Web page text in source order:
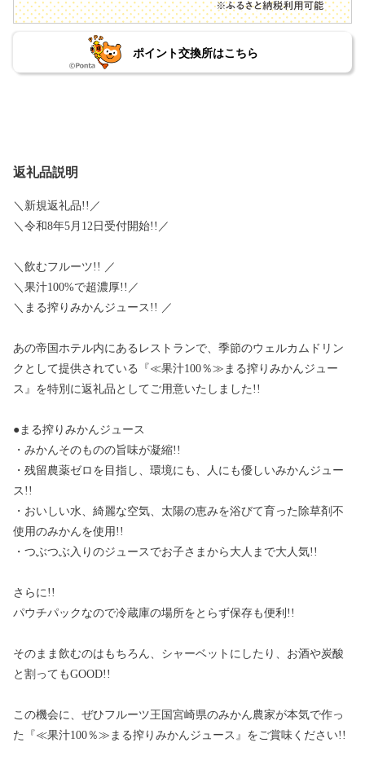
ポイント交換所はこちら
返礼品説明
＼新規返礼品!!／
＼令和8年5月12日受付開始!!／
＼飲むフルーツ!! ／
＼果汁100%で超濃厚!!／
＼まる搾りみかんジュース!! ／
あの帝国ホテル内にあるレストランで、季節のウェルカムドリン
クとして提供されている『≪果汁100％≫まる搾りみかんジュー
ス』を特別に返礼品としてご用意いたしました!!
●まる搾りみかんジュース
・みかんそのものの旨味が凝縮!!
・残留農薬ゼロを目指し、環境にも、人にも優しいみかんジュー
ス!!
・おいしい水、綺麗な空気、太陽の恵みを浴びて育った除草剤不
使用のみかんを使用!!
・つぶつぶ入りのジュースでお子さまから大人まで大人気!!
さらに!!
パウチパックなので冷蔵庫の場所をとらず保存も便利!!
そのまま飲むのはもちろん、シャーベットにしたり、お酒や炭酸
と割ってもGOOD!!
この機会に、ぜひフルーツ王国宮崎県のみかん農家が本気で作っ
た『≪果汁100％≫まる搾りみかんジュース』をご賞味ください!!